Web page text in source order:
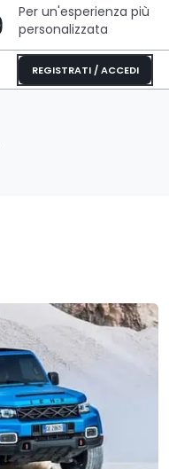
Per un'esperienza più
personalizzata
REGISTRATI / ACCEDI